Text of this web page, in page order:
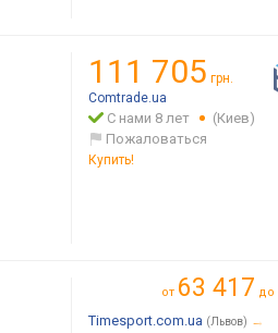
111 705 грн.
Comtrade.ua
С нами 8 лет
(Киев)
Пожаловаться
Купить!
от 63 417 до
Timesport.com.ua (Львов) →